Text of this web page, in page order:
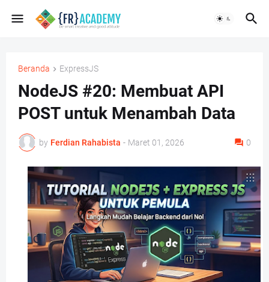
Beranda ExpressJS
NodeJS #20: Membuat API
POST untuk Menambah Data
by Ferdian Rahabista - Maret 01, 2026 0